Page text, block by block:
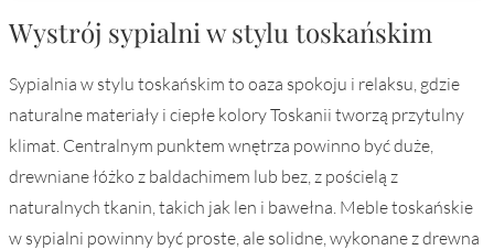
Wystrój sypialni w stylu toskańskim
Sypialnia w stylu toskańskim to oaza spokoju i relaksu, gdzie
naturalne materiały i ciepłe kolory Toskanii tworzą przytulny
klimat. Centralnym punktem wnętrza powinno być duże,
drewniane łóżko z baldachimem lub bez, z pościelą z
naturalnych tkanin, takich jak len i bawełna. Meble toskańskie
w sypialni powinny być proste, ale solidne, wykonane z drewna